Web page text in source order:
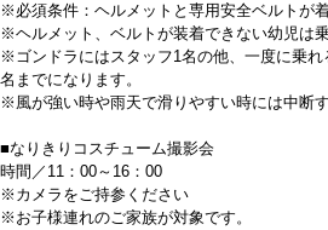
※必須条件：ヘルメットと専用安全ベルトが
※ヘルメット、ベルトが装着できない幼児は
※ゴンドラにはスタッフ1名の他、一度に乗
名までになります。
※風が強い時や雨天で滑りやすい時には中断
■なりきりコスチューム撮影会
時間／11：00～16：00
※カメラをご持参ください
※お子様連れのご家族が対象です。